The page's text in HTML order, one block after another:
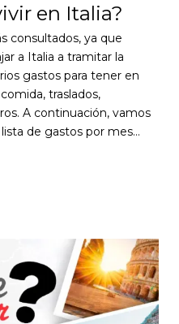
en Italia?
consultados, ya que
a Italia a tramitar la
gastos para tener en
traslados,
A continuación, vamos
de gastos por mes…